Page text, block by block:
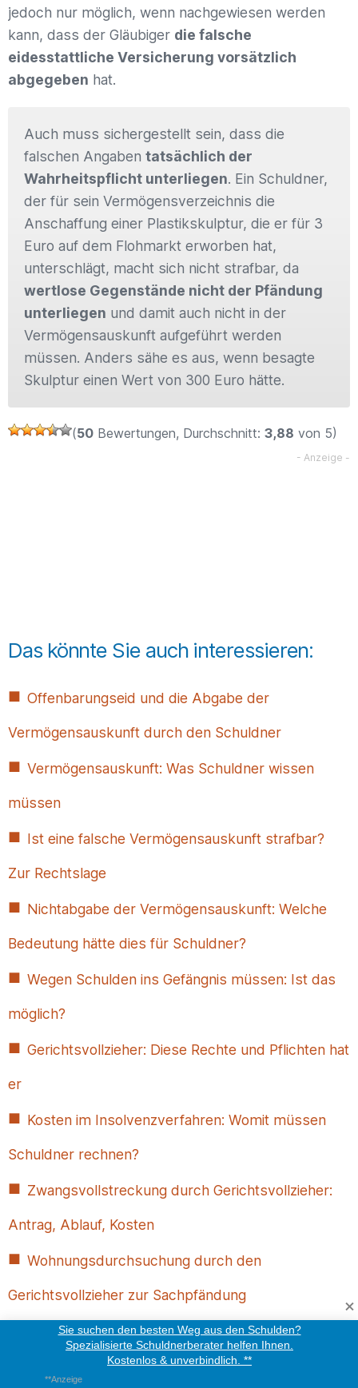
jedoch nur möglich, wenn nachgewiesen werden
kann, dass der Gläubiger die falsche
eidesstattliche Versicherung vorsätzlich
abgegeben hat.
Auch muss sichergestellt sein, dass die
falschen Angaben tatsächlich der
Wahrheitspflicht unterliegen. Ein Schuldner,
der für sein Vermögensverzeichnis die
Anschaffung einer Plastikskulptur, die er für 3
Euro auf dem Flohmarkt erworben hat,
unterschlägt, macht sich nicht strafbar, da
wertlose Gegenstände nicht der Pfändung
unterliegen und damit auch nicht in der
Vermögensauskunft aufgeführt werden
müssen. Anders sähe es aus, wenn besagte
Skulptur einen Wert von 300 Euro hätte.
(50 Bewertungen, Durchschnitt: 3,88 von 5)
Das könnte Sie auch interessieren:
Offenbarungseid und die Abgabe der
Vermögensauskunft durch den Schuldner
Vermögensauskunft: Was Schuldner wissen
müssen
Ist eine falsche Vermögensauskunft strafbar?
Zur Rechtslage
Nichtabgabe der Vermögensauskunft: Welche
Bedeutung hätte dies für Schuldner?
Wegen Schulden ins Gefängnis müssen: Ist das
möglich?
Gerichtsvollzieher: Diese Rechte und Pflichten hat
er
Kosten im Insolvenzverfahren: Womit müssen
Schuldner rechnen?
Zwangsvollstreckung durch Gerichtsvollzieher:
Antrag, Ablauf, Kosten
Wohnungsdurchsuchung durch den
Gerichtsvollzieher zur Sachpfändung
Zwangsvollstreckungsauftrag an den
Gerichtsvollzieher
Sie suchen den besten Weg aus den Schulden?
Spezialisierte Schuldnerberater helfen Ihnen.
Kostenlos & unverbindlich. **
**Anzeige